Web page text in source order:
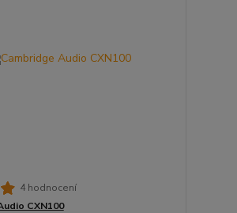
4 hodnocení
CXN100